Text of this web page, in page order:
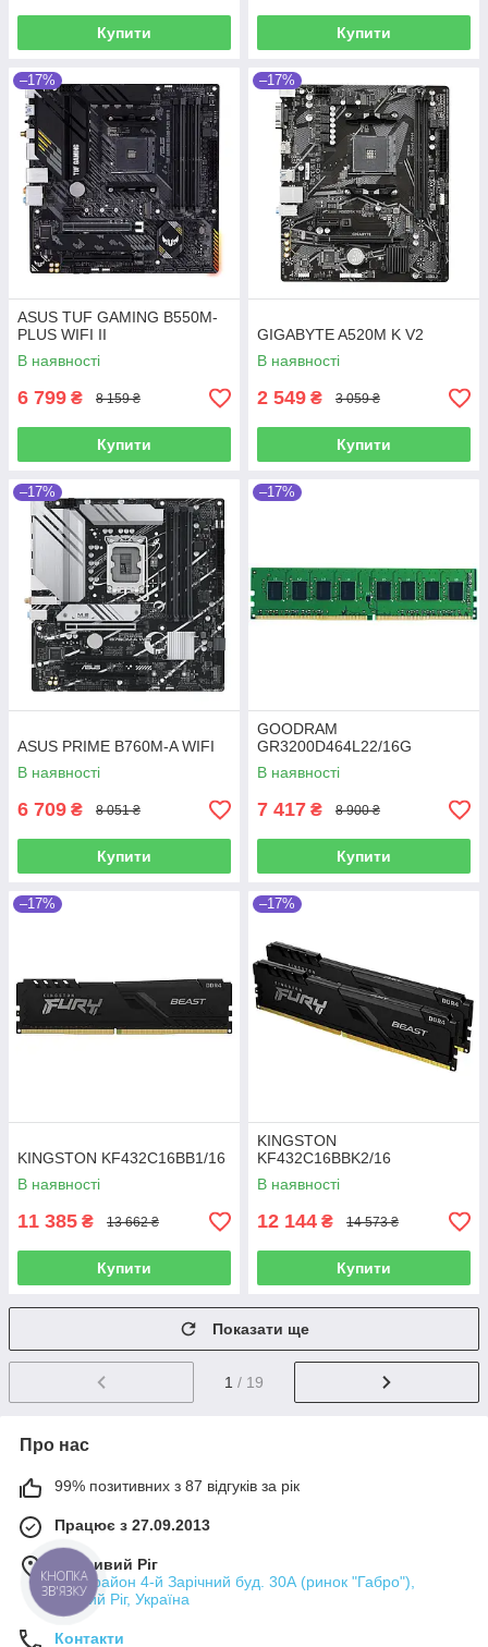
Купити Купити
–17%
ASUS TUF GAMING B550M-
PLUS WIFI II
В наявності
6 799 ₴ 8 159 ₴
Купити
–17%
GIGABYTE A520M K V2
В наявності
2 549 ₴ 3 059 ₴
Купити
–17%
ASUS PRIME B760M-A WIFI
В наявності
6 709 ₴ 8 051 ₴
Купити
–17%
GOODRAM
GR3200D464L22/16G
В наявності
7 417 ₴ 8 900 ₴
Купити
–17%
KINGSTON KF432C16BB1/16
В наявності
11 385 ₴ 13 662 ₴
Купити
–17%
KINGSTON
KF432C16BBK2/16
В наявності
12 144 ₴ 14 573 ₴
Купити
Показати ще
1 / 19
Про нас
99% позитивних з 87 відгуків за рік
Працює з 27.09.2013
м. Кривий Ріг
мікрорайон 4-й Зарічний буд. 30А (ринок "Габро"),
Кривий Ріг, Україна
Контакти
КНОПКА
ЗВ'ЯЗКУ